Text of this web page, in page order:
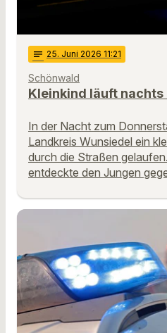
notes 25. Juni 2026 11:21
Schönwald
Kleinkind läuft
In der Nacht zum
Landkreis Wunsiedel ein
durch die Straßen
entdeckte den Jungen